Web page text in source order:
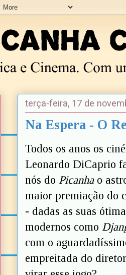
terça-feira, 17 de
Na Espera - O
Todos os anos os
Leonardo DiCaprio
nós do Picanhao
maior premiação do
- dadas as suas
modernos como
com o
empreitada do